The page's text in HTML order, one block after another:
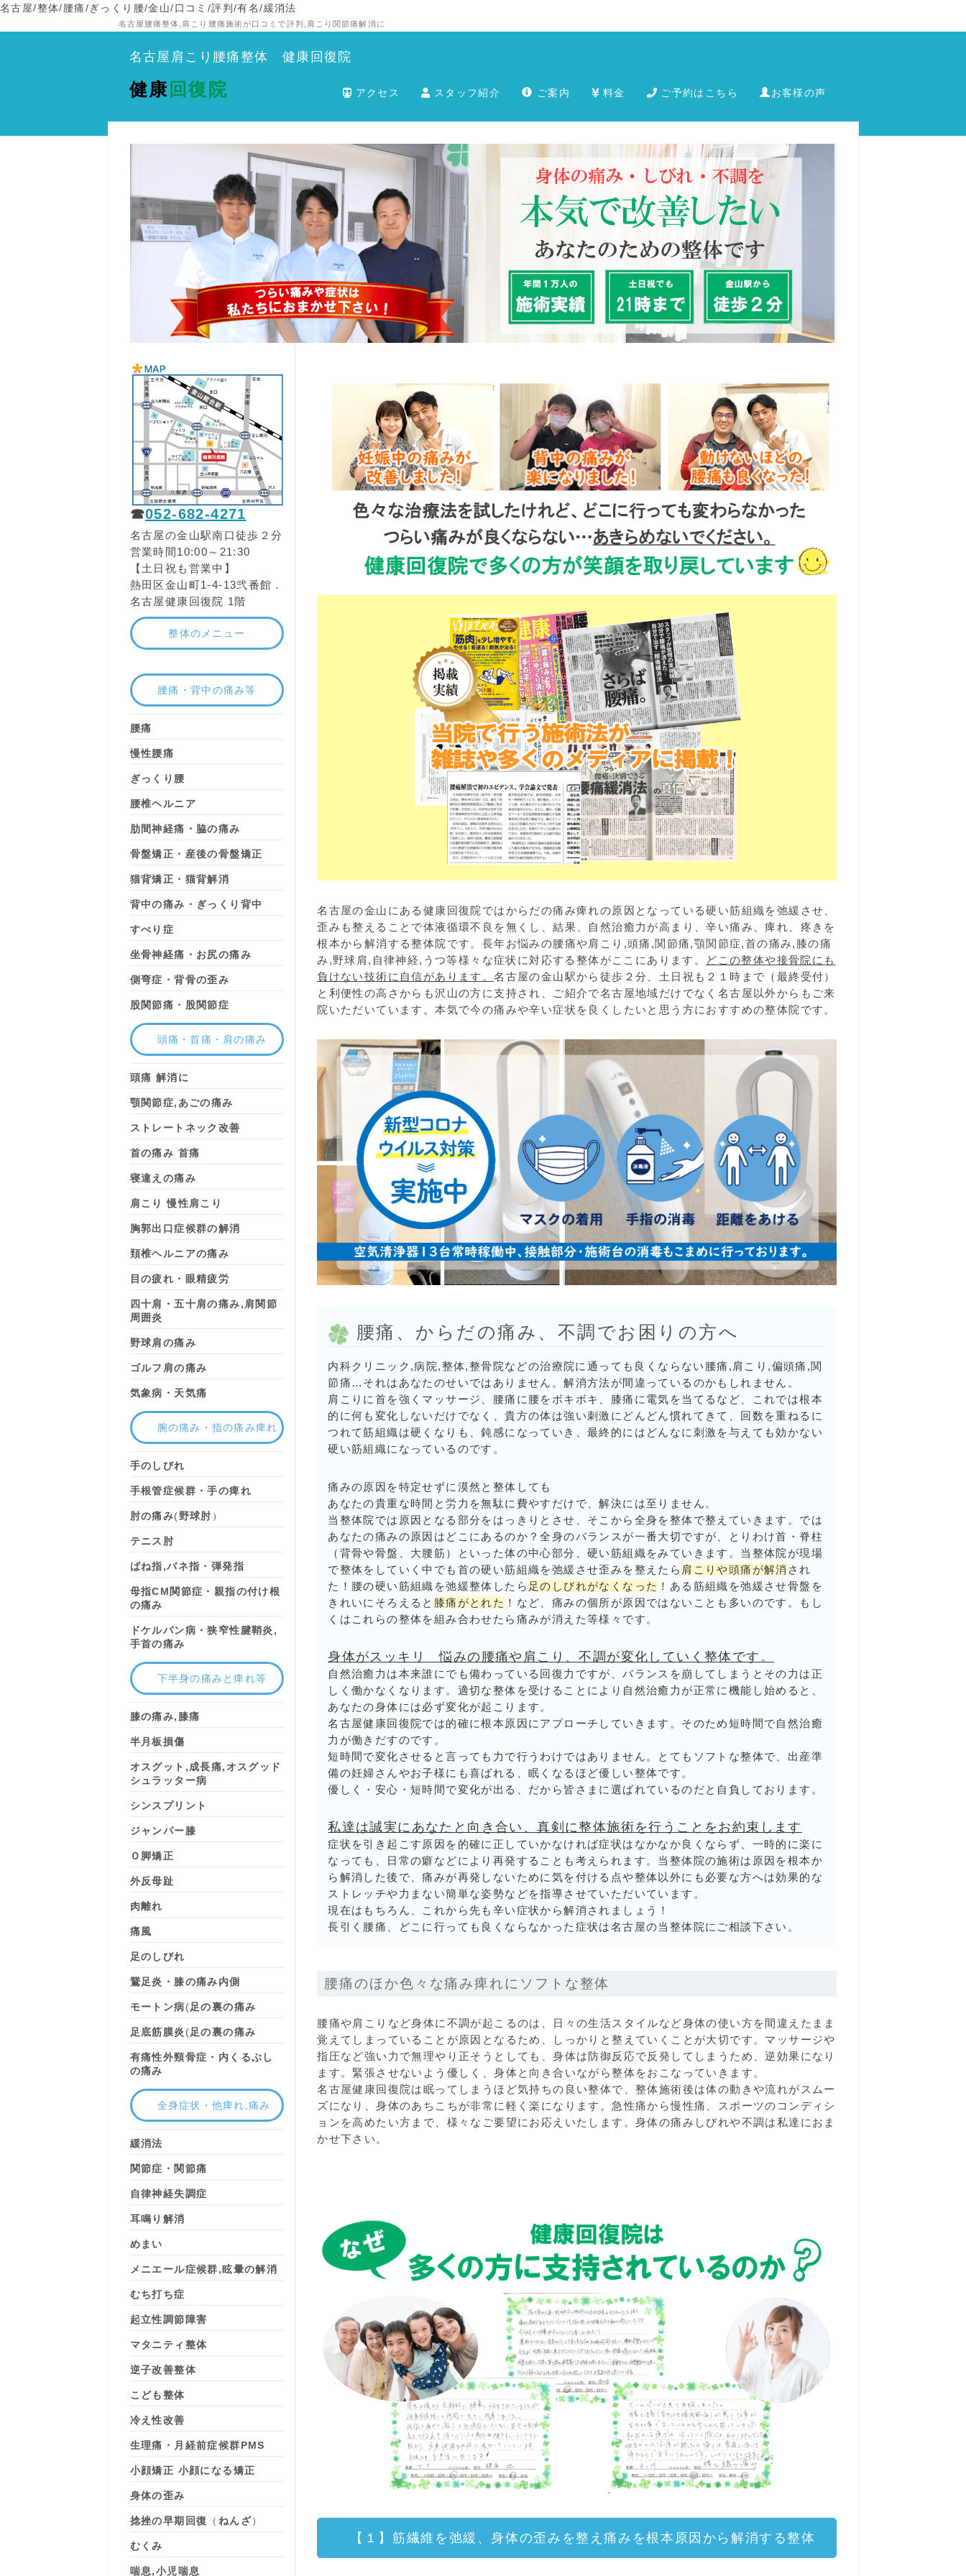
名古屋/整体/腰痛/ぎっくり腰/金山/口コミ/評判/有名/緩消法
名古屋腰痛整体,肩こり腰痛施術が口コミで評判,肩こり関節痛解消に
名古屋肩こり腰痛整体 健康回復院
アクセス スタッフ紹介 ご案内 料金 ご予約はこちら お客様の声
健康 回復院
名古屋の金山にある健康回復院ではからだの痛み痺れの原因となっている硬い筋組織を弛緩させ、
歪みも整えることで体液循環不良を無くし、結果、自然治癒力が高まり、辛い痛み、痺れ、疼きを
根本から解消する整体院です。長年お悩みの腰痛や肩こり,頭痛,関節痛,顎関節症,首の痛み,膝の痛
み,野球肩,自律神経,うつ等様々な症状に対応する整体がここにあります。
どこの整体や接骨院にも
負けない技術に自信があります。名古屋の金山駅から徒歩２分、土日祝も２１時まで（最終受付）
と利便性の高さからも沢山の方に支持され、ご紹介で名古屋地域だけでなく名古屋以外からもご来
院いただいています。本気で今の痛みや辛い症状を良くしたいと思う方におすすめの整体院です。
腰痛、からだの痛み、不調でお困りの方へ
内科クリニック,病院,整体,整骨院などの治療院に通っても良くならない腰痛,肩こり,偏頭痛,関
節痛…それはあなたのせいではありません。解消方法が間違っているのかもしれません。
肩こりに首を強くマッサージ、腰痛に腰をボキボキ、膝痛に電気を当てるなど、これでは根本
的に何も変化しないだけでなく、貴方の体は強い刺激にどんどん慣れてきて、回数を重ねるに
つれて筋組織は硬くなりも、鈍感になっていき、最終的にはどんなに刺激を与えても効かない
硬い筋組織になっているのです。
痛みの原因を特定せずに漠然と整体しても
あなたの貴重な時間と労力を無駄に費やすだけで、解決には至りません。
当整体院では原因となる部分をはっきりとさせ、そこから全身を整体で整えていきます。では
あなたの痛みの原因はどこにあるのか？全身のバランスが一番大切ですが、とりわけ首・脊柱
（背骨や骨盤、大腰筋）といった体の中心部分、硬い筋組織をみていきます。当整体院が現場
で整体をしていく中でも首の硬い筋組織を弛緩させ歪みを整えたら 肩こりや頭痛が解消 され
た！腰の硬い筋組織を弛緩整体したら 足のしびれがなくなった ！ある筋組織を弛緩させ骨盤を
きれいにそろえると 膝痛がとれた ！など、痛みの個所が原因ではないことも多いのです。もし
くはこれらの整体を組み合わせたら痛みが消えた等様々です。
身体がスッキリ 悩みの腰痛や肩こり、不調が変化していく整体です。
自然治癒力は本来誰にでも備わっている回復力ですが、バランスを崩してしまうとその力は正
しく働かなくなります。適切な整体を受けることにより自然治癒力が正常に機能し始めると、
あなたの身体には必ず変化が起こります。
名古屋健康回復院では的確に根本原因にアプローチしていきます。そのため短時間で自然治癒
力が働きだすのです。
短時間で変化させると言っても力で行うわけではありません。とてもソフトな整体で、出産準
備の妊婦さんやお子様にも喜ばれる、眠くなるほど優しい整体です。
優しく・安心・短時間で変化が出る、だから皆さまに選ばれているのだと自負しております。
私達は誠実にあなたと向き合い、真剣に整体施術を行うことをお約束します
症状を引き起こす原因を的確に正していかなければ症状はなかなか良くならず、一時的に楽に
なっても、日常の癖などにより再発することも考えられます。当整体院の施術は原因を根本か
ら解消した後で、痛みが再発しないために気を付ける点や整体以外にも必要な方へは効果的な
ストレッチや力まない簡単な姿勢などを指導させていただいています。
現在はもちろん、これから先も辛い症状から解消されましょう！
長引く腰痛、どこに行っても良くならなかった症状は名古屋の当整体院にご相談下さい。
腰痛のほか色々な痛み痺れにソフトな整体
腰痛や肩こりなど身体に不調が起こるのは、日々の生活スタイルなど身体の使い方を間違えたまま
覚えてしまっていることが原因となるため、しっかりと整えていくことが大切です。マッサージや
指圧など強い力で無理やり正そうとしても、身体は防御反応で反発してしまうため、逆効果になり
ます。緊張させないよう優しく、身体と向き合いながら整体をおこなっていきます。
名古屋健康回復院は眠ってしまうほど気持ちの良い整体で、整体施術後は体の動きや流れがスムー
ズになり、身体のあちこちが非常に軽く楽になります。急性痛から慢性痛、スポーツのコンディシ
ョンを高めたい方まで、様々なご要望にお応えいたします。身体の痛みしびれや不調は私達におま
かせ下さい。
【１】筋繊維を弛緩、身体の歪みを整え痛みを根本原因から解消する整体
☎052-682-4271
名古屋の金山駅南口徒歩２分
営業時間10:00～21:30
【土日祝も営業中】
熱田区金山町1-4-13弐番館．
名古屋健康回復院 1階
整体のメニュー
腰痛・背中の痛み等
腰痛
慢性腰痛
ぎっくり腰
腰椎ヘルニア
肋間神経痛・脇の痛み
骨盤矯正・産後の骨盤矯正
猫背矯正・猫背解消
背中の痛み・ぎっくり背中
すべり症
坐骨神経痛・お尻の痛み
側弯症・背骨の歪み
股関節痛・股関節症
頭痛・首痛・肩の痛み
頭痛 解消に
顎関節症,あごの痛み
ストレートネック改善
首の痛み 首痛
寝違えの痛み
肩こり 慢性肩こり
胸郭出口症候群の解消
頚椎ヘルニアの痛み
目の疲れ・眼精疲労
四十肩・五十肩の痛み,肩関節
周囲炎
野球肩の痛み
ゴルフ肩の痛み
気象病・天気痛
腕の痛み・指の痛み痺れ
手のしびれ
手根管症候群・手の痺れ
肘の痛み(野球肘 ）
テニス肘
ばね指,バネ指・弾発指
母指CM関節症・親指の付け根
の痛み
ドケルバン病・狭窄性腱鞘炎,
手首の痛み
下半身の痛みと痺れ等
膝の痛み,膝痛
半月板損傷
オスグット,成長痛,オスグッド
シュラッター病
シンスプリント
ジャンパー膝
Ｏ脚矯正
外反母趾
肉離れ
痛風
足のしびれ
鵞足炎・膝の痛み内側
モートン病(足の裏の痛み
足底筋膜炎 (足の裏の痛み
有痛性外頸骨症・内くるぶし
の痛み
全身症状・他痺れ,痛み
緩消法
関節症・関節痛
自律神経失調症
耳鳴り解消
めまい
メニエール症候群,眩暈の解消
むち打ち症
起立性調節障害
マタニティ整体
逆子改善整体
こども整体
冷え性改善
生理痛・月経前症候群PMS
小顔矯正 小顔になる矯正
身体の歪み
捻挫の早期回復 （ ねんざ）
むくみ
喘息,小児喘息